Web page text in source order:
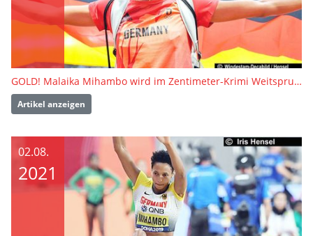
GOLD! Malaika Mihambo wird im Zentimeter-Krimi Weitsprung-Olympiasiegerin
Artikel anzeigen
02.08.
2021